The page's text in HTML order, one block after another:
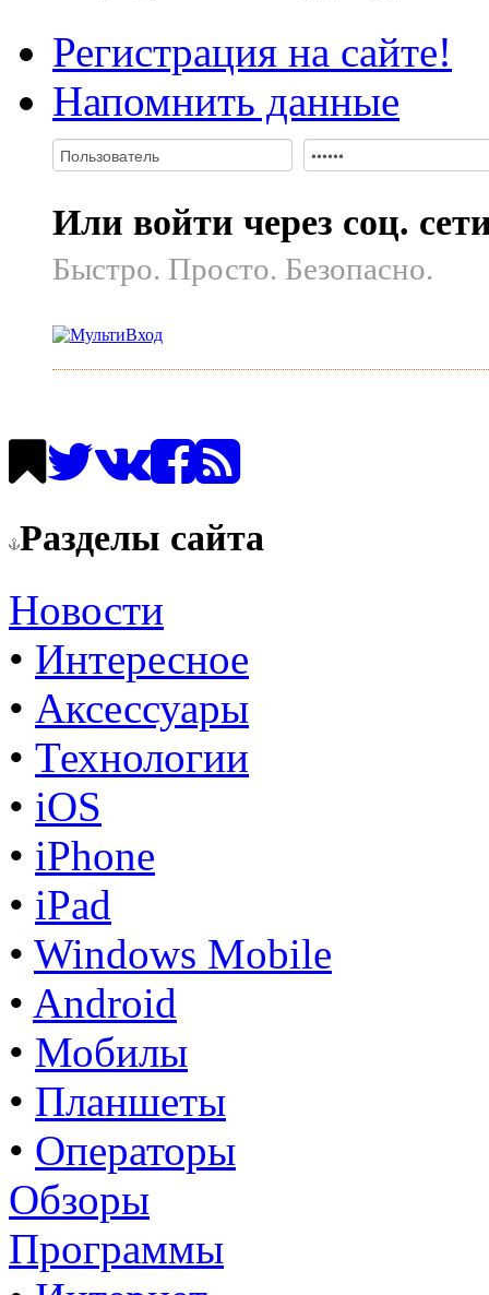
Регистрация на сайте!
Напомнить данные
Или войти через соц.
Быстро. Просто. Безопасно.
Разделы сайта
Новости
• Интересное
• Аксессуары
• Технологии
• iOS
• iPhone
• iPad
• Windows Mobile
• Android
• Мобилы
• Планшеты
• Операторы
Обзоры
Программы